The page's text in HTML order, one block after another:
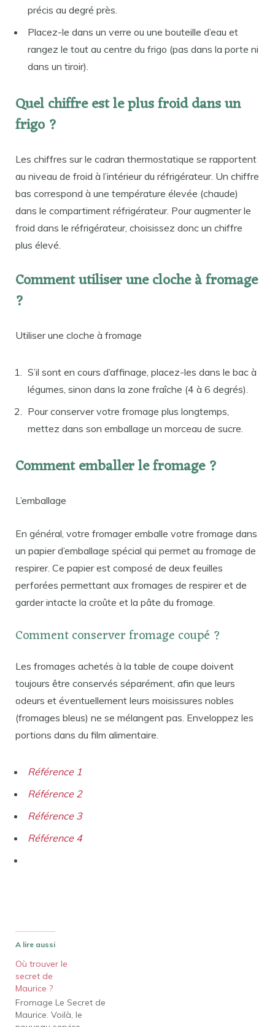
précis au degré près.
Placez-le dans un verre ou une bouteille d’eau et
rangez le tout au centre du frigo (pas dans la porte ni
dans un tiroir).
Quel chiffre est le plus froid dans un
frigo ?
Les chiffres sur le cadran thermostatique se rapportent
au niveau de froid à l’intérieur du réfrigérateur. Un chiffre
bas correspond à une température élevée (chaude)
dans le compartiment réfrigérateur. Pour augmenter le
froid dans le réfrigérateur, choisissez donc un chiffre
plus élevé.
Comment utiliser une cloche à fromage
?
Utiliser une cloche à fromage
S’il sont en cours d’affinage, placez-les dans le bac à
légumes, sinon dans la zone fraîche (4 à 6 degrés).
Pour conserver votre fromage plus longtemps,
mettez dans son emballage un morceau de sucre.
Comment emballer le fromage ?
L’emballage
En général, votre fromager emballe votre fromage dans
un papier d’emballage spécial qui permet au fromage de
respirer. Ce papier est composé de deux feuilles
perforées permettant aux fromages de respirer et de
garder intacte la croûte et la pâte du fromage.
Comment conserver fromage coupé ?
Les fromages achetés à la table de coupe doivent
toujours être conservés séparément, afin que leurs
odeurs et éventuellement leurs moisissures nobles
(fromages bleus) ne se mélangent pas. Enveloppez les
portions dans du film alimentaire.
Référence 1
Référence 2
Référence 3
Référence 4
A lire aussi
Où trouver le
secret de
Maurice ?
Fromage Le Secret de
Maurice. Voilà, le